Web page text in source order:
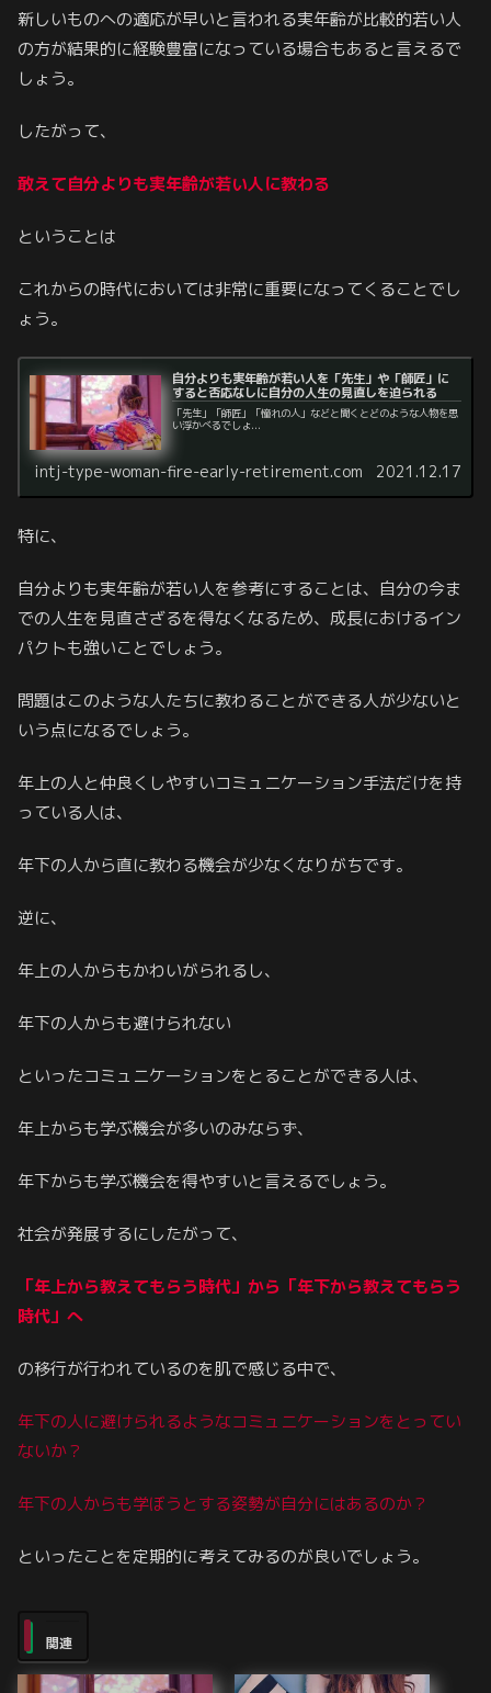
新しいものへの適応が早いと言われる実年齢が比較的若い人
の方が結果的に経験豊富になっている場合もあると言えるで
しょう。
したがって、
敢えて自分よりも実年齢が若い人に教わる
ということは
これからの時代においては非常に重要になってくることでし
ょう。
自分よりも実年齢が若い人を「先生」や「師匠」に
すると否応なしに自分の人生の見直しを迫られる
「先生」「師匠」「憧れの人」などと聞くとどのような人物を思
い浮かべるでしょ...
intj-type-woman-fire-early-retirement.com 2021.12.17
特に、
自分よりも実年齢が若い人を参考にすることは、自分の今ま
での人生を見直さざるを得なくなるため、成長におけるイン
パクトも強いことでしょう。
問題はこのような人たちに教わることができる人が少ないと
いう点になるでしょう。
年上の人と仲良くしやすいコミュニケーション手法だけを持
っている人は、
年下の人から直に教わる機会が少なくなりがちです。
逆に、
年上の人からもかわいがられるし、
年下の人からも避けられない
といったコミュニケーションをとることができる人は、
年上からも学ぶ機会が多いのみならず、
年下からも学ぶ機会を得やすいと言えるでしょう。
社会が発展するにしたがって、
「年上から教えてもらう時代」から「年下から教えてもらう
時代」へ
の移行が行われているのを肌で感じる中で、
年下の人に避けられるようなコミュニケーションをとってい
ないか？
年下の人からも学ぼうとする姿勢が自分にはあるのか？
といったことを定期的に考えてみるのが良いでしょう。
関連